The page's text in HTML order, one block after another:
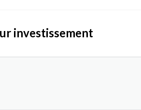
investissement